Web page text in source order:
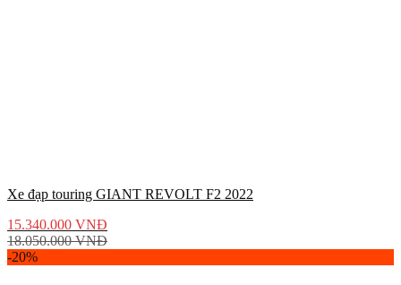
Xe đạp touring GIANT REVOLT F2 2022
15.340.000 VNĐ
18.050.000VNĐ
-20%